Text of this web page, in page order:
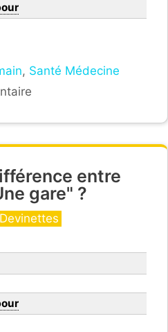
, Santé Médecine
entre
gare" ?
Devinettes